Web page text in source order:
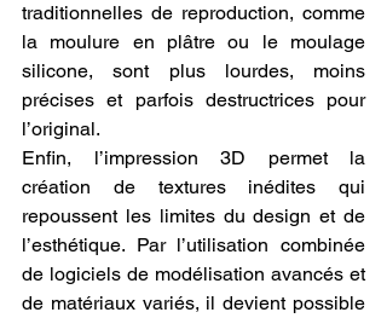
traditionnelles de reproduction, comme
la moulure en plâtre ou le moulage
silicone, sont plus lourdes, moins
précises et parfois destructrices pour
l’original.
Enfin, l’impression 3D permet la
création de textures inédites qui
repoussent les limites du design et de
l’esthétique. Par l’utilisation combinée
de logiciels de modélisation avancés et
de matériaux variés, il devient possible